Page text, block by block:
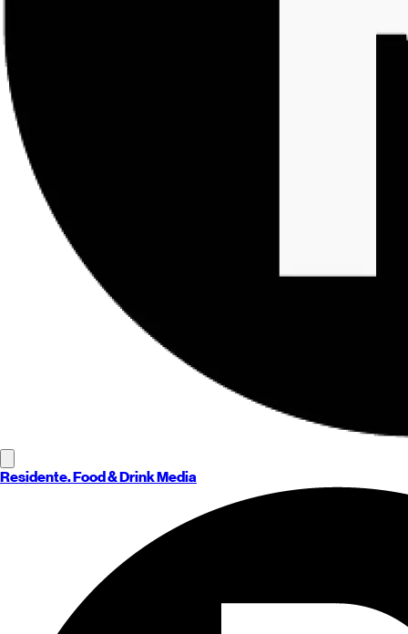
Residente. Food & Drink Media